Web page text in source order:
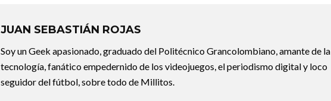
JUAN SEBASTIÁN ROJAS
Soy un Geek apasionado, graduado del Politécnico Grancolombiano, amante de la
tecnología, fanático empedernido de los videojuegos, el periodismo digital y loco
seguidor del fútbol, sobre todo de Millitos.